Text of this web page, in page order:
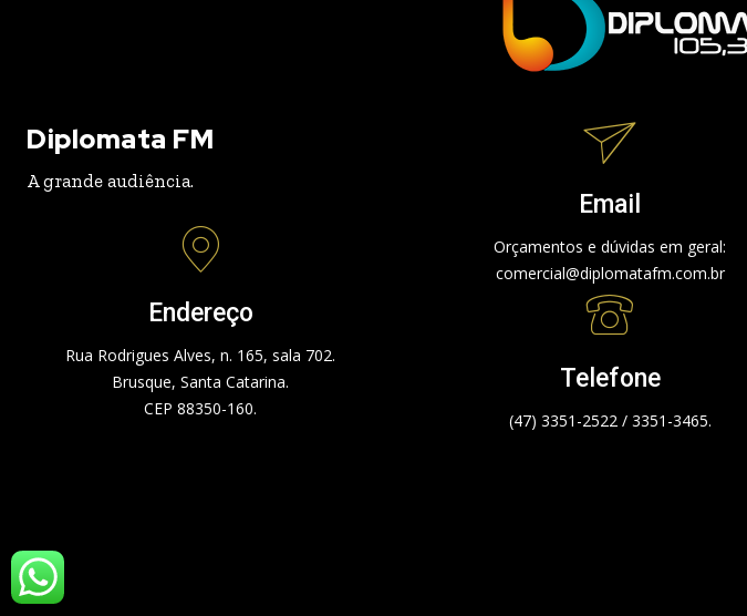
Diplomata FM
A grande audiência.
Endereço
Rua Rodrigues Alves, n. 165, sala 702.
Brusque, Santa Catarina.
CEP 88350-160.
Email
Orçamentos e dúvidas em geral:
comercial@diplomatafm.com.br
Telefone
(47) 3351-2522 / 3351-3465.